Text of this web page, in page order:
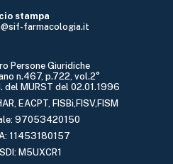
stampa
farmacologia.it
Persone Giuridiche
n.467, p.722, vol.2°
del MURST del 02.01.1996
EACPT, FISBi,FISV,FISM
97053420150
11453180157
M5UXCR1